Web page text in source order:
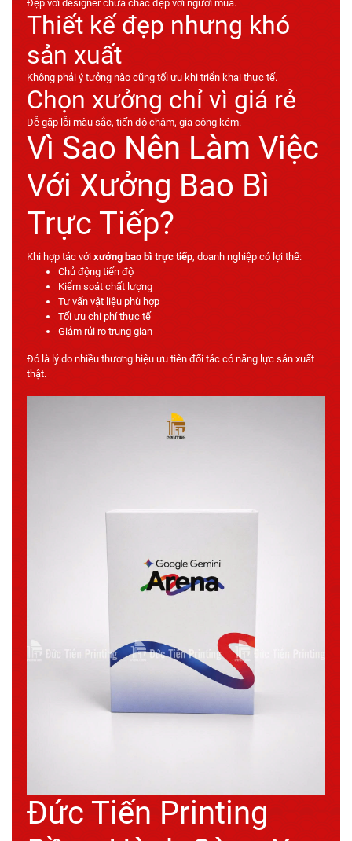
Đẹp với designer chưa chắc đẹp với người mua.
Thiết kế đẹp nhưng khó
sản xuất
Không phải ý tưởng nào cũng tối ưu khi triển khai thực tế.
Chọn xưởng chỉ vì giá rẻ
Dễ gặp lỗi màu sắc, tiến độ chậm, gia công kém.
Vì Sao Nên Làm Việc
Với Xưởng Bao Bì
Trực Tiếp?
Khi hợp tác với xưởng bao bì trực tiếp, doanh nghiệp có lợi thế:
Chủ động tiến độ
Kiểm soát chất lượng
Tư vấn vật liệu phù hợp
Tối ưu chi phí thực tế
Giảm rủi ro trung gian
Đó là lý do nhiều thương hiệu ưu tiên đối tác có năng lực sản xuất
thật.
Đức Tiến Printing